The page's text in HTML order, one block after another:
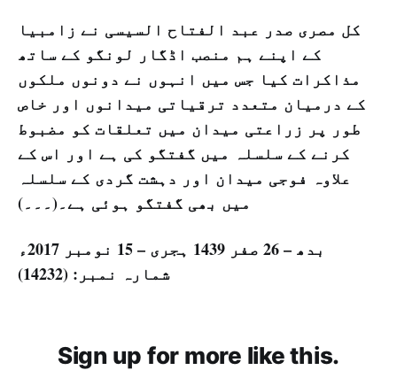
کل مصری صدر عبد الفتاح السیسی نے زامبیا
کے اپنے ہم منصب اڈگار لونگو کے ساتھ
مذاکرات کیا جس میں انہوں نے دونوں ملکوں
کے درمیان متعدد ترقیاتی میدانوں اور خاص
طور پر زراعتی میدان میں تعلقات کو مضبوط
کرنے کے سلسلہ میں گفتگو کی ہے اور اس کے
علاوہ فوجی میدان اور دہشت گردی کے سلسلہ
میں بھی گفتگو ہوئی ہے۔(۔۔۔)
بدھ – 26 صفر 1439 ہجری – 15 نومبر 2017ء
شمارہ نمبر: (14232)
Sign up for more like this.